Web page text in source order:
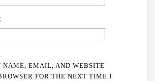
NAME, EMAIL, AND WEBSITE
FOR THE NEXT TIME I